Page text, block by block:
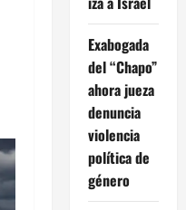
Exabogada
del “Chapo”
ahora jueza
denuncia
violencia
política de
género